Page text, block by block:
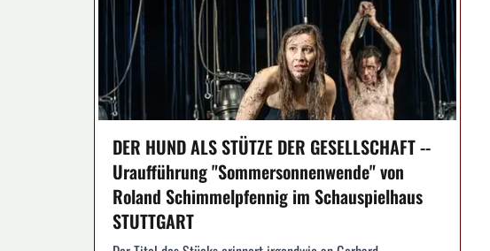
DER HUND ALS STÜTZE DER GESELLSCHAFT --
Uraufführung "Sommersonnenwende" von
Roland Schimmelpfennig im Schauspielhaus
STUTTGART